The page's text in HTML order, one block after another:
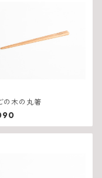
の木の丸箸